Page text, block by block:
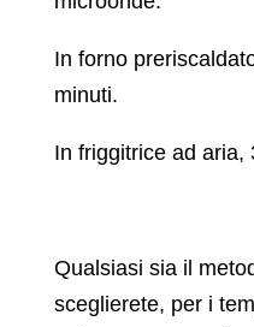
In forno
minuti.
In friggitrice ad aria,
Qualsiasi sia il
sceglierete, per i